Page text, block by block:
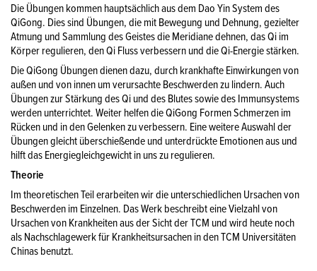
Die Übungen kommen hauptsächlich aus dem Dao Yin System des
QiGong. Dies sind Übungen, die mit Bewegung und Dehnung, gezielter
Atmung und Sammlung des Geistes die Meridiane dehnen, das Qi im
Körper regulieren, den Qi Fluss verbessern und die Qi-Energie stärken.
Die QiGong Übungen dienen dazu, durch krankhafte Einwirkungen von
außen und von innen um verursachte Beschwerden zu lindern. Auch
Übungen zur Stärkung des Qi und des Blutes sowie des Immunsystems
werden unterrichtet. Weiter helfen die QiGong Formen Schmerzen im
Rücken und in den Gelenken zu verbessern. Eine weitere Auswahl der
Übungen gleicht überschießende und unterdrückte Emotionen aus und
hilft das Energiegleichgewicht in uns zu regulieren.
Theorie
Im theoretischen Teil erarbeiten wir die unterschiedlichen Ursachen von
Beschwerden im Einzelnen. Das Werk beschreibt eine Vielzahl von
Ursachen von Krankheiten aus der Sicht der TCM und wird heute noch
als Nachschlagewerk für Krankheitsursachen in den TCM Universitäten
Chinas benutzt.